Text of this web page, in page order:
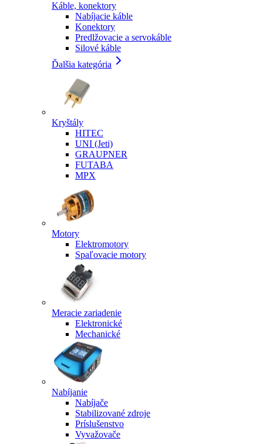
Káble, konektory
Nabíjacie káble
Konektory
Predlžovacie a servokáble
Silové káble
Ďalšia kategória
Kryštály
HITEC
UNI (Jeti)
GRAUPNER
FUTABA
MPX
Motory
Elektromotory
Spaľovacie motory
Meracie zariadenie
Elektronické
Mechanické
Nabíjanie
Nabíjače
Stabilizované zdroje
Príslušenstvo
Vyvažovače